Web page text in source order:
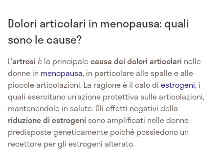
Dolori articolari in menopausa: quali
sono le cause?
L’artrosiè la principalecausa dei dolori articolari nelle
donne in menopausa, in particolare alle spalle e alle
piccole articolazioni. La ragione è il calo di estrogeni, i
quali esercitano un’azione protettiva sulle articolazioni,
mantenendole in salute. Gli effetti negativi della
riduzione di estrogeni sono amplificati nelle donne
predisposte geneticamente poiché possiedono un
recettore per gli estrogeni alterato.